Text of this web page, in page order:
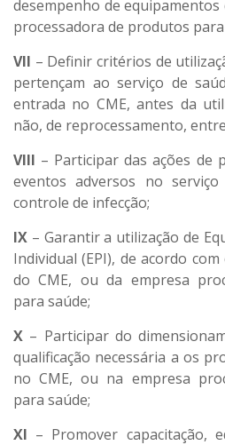
desempenho de equipamentos
processadora de produtos para
VII – Definir critérios de
pertençam ao serviço de
entrada no CME, antes da
não, de reprocessamento,
VIII – Participar das ações de
eventos adversos no
controle de infecção;
IX – Garantir a utilização de
Individual (EPI), de acordo
do CME, ou da empresa
para saúde;
X – Participar do
qualificação necessária a os
no CME, ou na empresa
para saúde;
XI – Promover capacitação,